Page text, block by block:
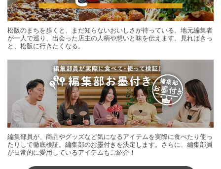
松阪のまちを歩くと、まだ知らないおいしさが待っている。地元編集者
が一人で巡り、出会った店主の人柄や想いと味を伝えます。見ればきっ
と、松阪に行きたくなる。
編集部員が、商品やグッズなど気になるアイテムを実際に食べたり使っ
たりして徹底検証。編集部のお墨付きを決定します。さらに、編集部員
が日常的に愛用しているアイテムもご紹介！